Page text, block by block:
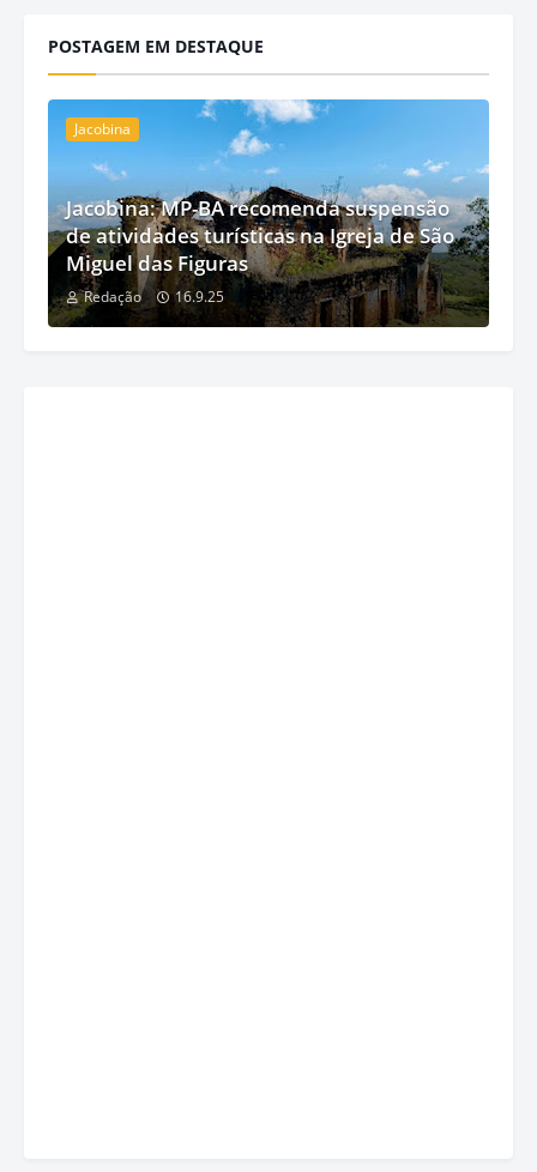
POSTAGEM EM DESTAQUE
Jacobina
Jacobina: MP-BA recomenda suspensão
de atividades turísticas na Igreja de São
Miguel das Figuras
Redação 16.9.25